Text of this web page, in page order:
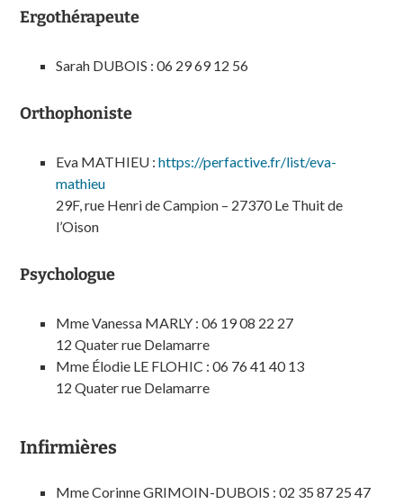
Ergothérapeute
Sarah DUBOIS : 06 29 69 12 56
Orthophoniste
Eva MATHIEU :https://perfactive.fr/list/eva-
mathieu
29F, rue Henri de Campion – 27370 Le Thuit de
l’Oison
Psychologue
Mme Vanessa MARLY : 06 19 08 22 27
12 Quater rue Delamarre
Mme Élodie LE FLOHIC : 06 76 41 40 13
12 Quater rue Delamarre
Infirmières
Mme Corinne GRIMOIN-DUBOIS : 02 35 87 25 47